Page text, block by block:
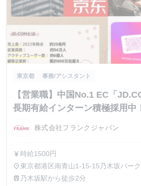
東京都 事務/アシスタント
【営業職】中国No.1 EC「
長期有給インターン積極採用中
株式会社フランクジャパン
currency_yen 時給1500円
place東京都港区南青山1-15-15乃木坂パー
train 乃木坂駅から徒歩2分